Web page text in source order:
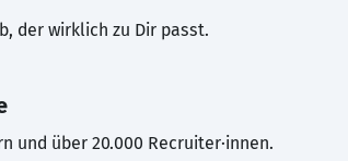
der wirklich zu Dir passt.
und über 20.000 Recruiter·innen.